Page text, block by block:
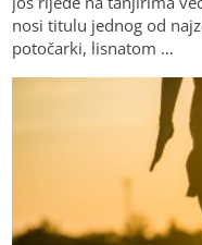
nosi titulu jednog od
potočarki, lisnatom …